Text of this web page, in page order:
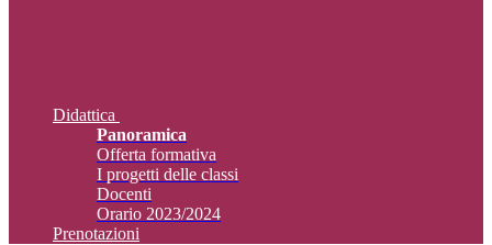
Didattica
Panoramica
Offerta formativa
I progetti delle classi
Docenti
Orario 2023/2024
Prenotazioni